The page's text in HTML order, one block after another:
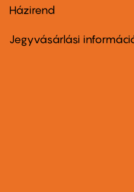
Footer
second
Házirend
Jegyvásárlási